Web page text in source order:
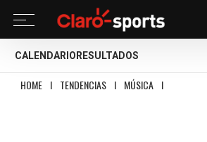
CALENDARIO RESULTADOS
HOME I TENDENCIAS I MÚSICA I